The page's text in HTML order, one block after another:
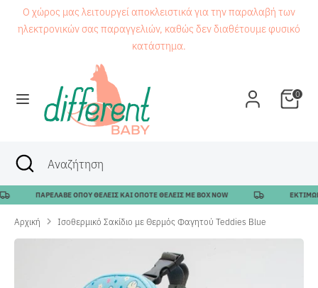
Μετάβαση
Ο χώρος μας λειτουργεί αποκλειστικά για την παραλαβή των
ηλεκτρονικών σας παραγγελιών, καθώς δεν διαθέτουμε φυσικό
κατάστημα.
0
Αναζήτηση
ΑναζήτησηΑναζήτηση
Κλείσιμο
αναζήτησης
ΠΑΡΕΛΑΒΕ ΟΠΟΥ ΘΕΛΕΙΣ ΚΑΙ ΟΠΟΤΕ ΘΕΛΕΙΣ ΜΕ BOX NOW
Αρχική Ισοθερμικό Σακίδιο με Θερμός Φαγητού Teddies Blue